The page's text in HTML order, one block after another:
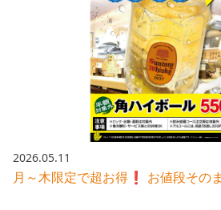
2026.05.11
月～木限定で超お得❗️ お値段その